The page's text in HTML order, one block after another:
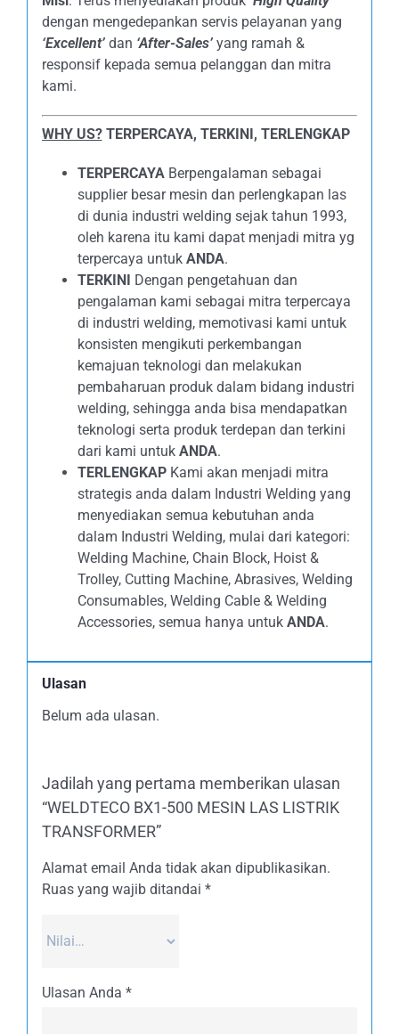
dengan mengedepankan servis pelayanan yang
‘Excellent’dan ‘After-Sales’yang ramah &
responsif kepada semua pelanggan dan mitra
kami.
WHY US? TERPERCAYA, TERKINI, TERLENGKAP
TERPERCAYABerpengalaman sebagai
supplier besar mesin dan perlengkapan las
di dunia industri welding sejak tahun 1993,
oleh karena itu kami dapat menjadi mitra yg
terpercaya untuk ANDA.
TERKINI Dengan pengetahuan dan
pengalaman kami sebagai mitra terpercaya
di industri welding, memotivasi kami untuk
konsisten mengikuti perkembangan
kemajuan teknologi dan melakukan
pembaharuan produk dalam bidang industri
welding, sehingga anda bisa mendapatkan
teknologi serta produk terdepan dan terkini
dari kami untuk ANDA.
TERLENGKAPKami akan menjadi mitra
strategis anda dalam Industri Welding yang
menyediakan semua kebutuhan anda
dalam Industri Welding, mulai dari kategori:
Welding Machine, Chain Block, Hoist &
Trolley, Cutting Machine, Abrasives, Welding
Consumables, Welding Cable & Welding
Accessories, semua hanya untuk ANDA.
Ulasan
Belum ada ulasan.
Jadilah yang pertama memberikan ulasan
“WELDTECO BX1-500 MESIN LAS LISTRIK
TRANSFORMER”
Alamat email Anda tidak akan dipublikasikan.
Ruas yang wajib ditandai *
Ulasan Anda *